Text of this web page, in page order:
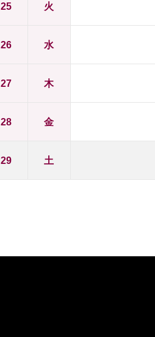
25 火
26 水
27 木
28 金
29 土